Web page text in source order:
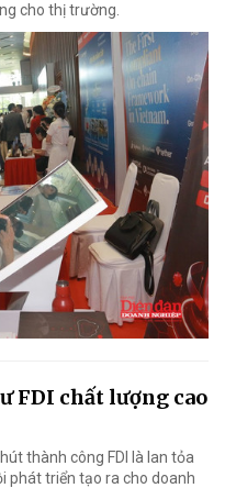
cho thị trường.
FDI chất lượng cao
thành công FDI là lan tỏa
phát triển tạo ra cho doanh